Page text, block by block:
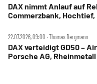
DAX nimmt Anlauf auf
Commerzbank, Hochtief,
22.07.2026, 09:00 ‧ Thomas Bergmann
DAX verteidigt GD50 –
Porsche AG,